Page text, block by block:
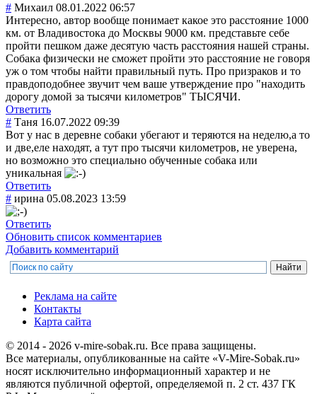
# Михаил 08.01.2022 06:57
Интересно, автор вообще понимает какое это расстояние 1000
км. от Владивостока до Москвы 9000 км. представьте себе
пройти пешком даже десятую часть расстояния нашей страны.
Собака физически не сможет пройти это расстояние не говоря
уж о том чтобы найти правильный путь. Про призраков и то
правдоподобнее звучит чем ваше утверждение про "находить
дорогу домой за тысячи километров" ТЫСЯЧИ.
Ответить
# Таня 16.07.2022 09:39
Вот у нас в деревне собаки убегают и теряются на неделю,а то
и две,еле находят, а тут про тысячи километров, не уверена,
но возможно это специально обученные собака или
уникальная
Ответить
# ирина 05.08.2023 13:59
Ответить
Обновить список комментариев
Добавить комментарий
Реклама на сайте
Контакты
Карта сайта
© 2014 - 2026 v-mire-sobak.ru. Все права защищены.
Все материалы, опубликованные на сайте «V-Mire-Sobak.ru»
носят исключительно информационный характер и не
являются публичной офертой, определяемой п. 2 ст. 437 ГК